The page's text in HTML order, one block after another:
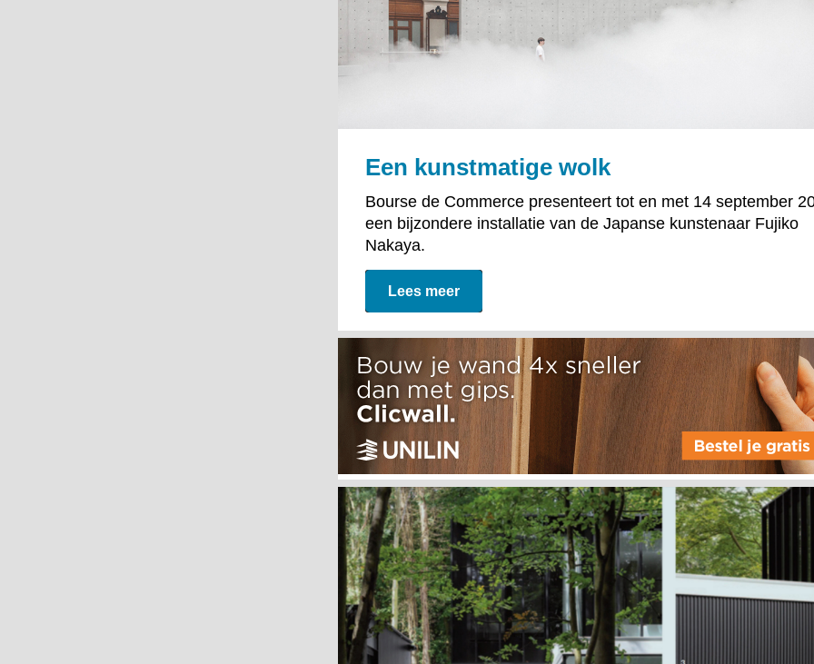
Een kunstmatige wolk
Bourse de Commerce presenteert tot en met 14 september
een bijzondere installatie van de Japanse kunstenaar Fujiko
Nakaya.
Lees meer